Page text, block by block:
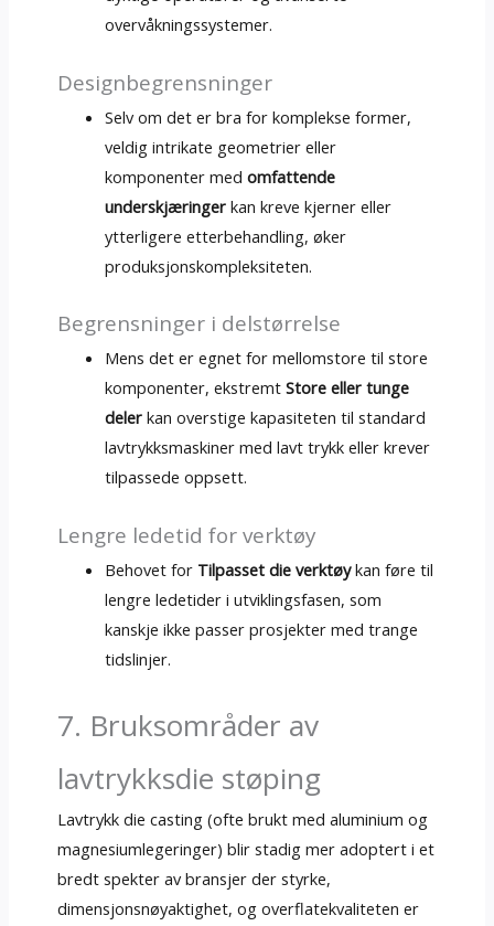
overvåkningssystemer.
Designbegrensninger
Selv om det er bra for komplekse former,
veldig intrikate geometrier eller
komponenter medomfattende
underskjæringer kan kreve kjerner eller
ytterligere etterbehandling, øker
produksjonskompleksiteten.
Begrensninger i delstørrelse
Mens det er egnet for mellomstore til store
komponenter, ekstremtStore eller tunge
deler kan overstige kapasiteten til standard
lavtrykksmaskiner med lavt trykk eller krever
tilpassede oppsett.
Lengre ledetid for verktøy
Behovet for Tilpasset die verktøykan føre til
lengre ledetider i utviklingsfasen, som
kanskje ikke passer prosjekter med trange
tidslinjer.
7. Bruksområder av
lavtrykksdie støping
Lavtrykk die casting (ofte brukt med aluminium og
magnesiumlegeringer) blir stadig mer adoptert i et
bredt spekter av bransjer der styrke,
dimensjonsnøyaktighet, og overflatekvaliteten er